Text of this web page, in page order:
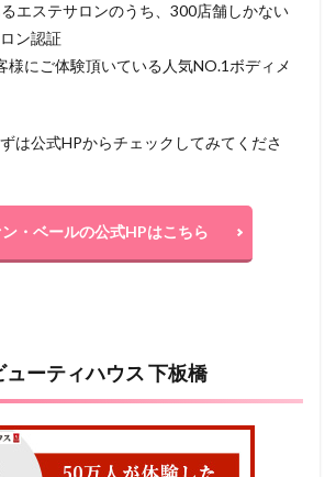
エステサロンのうち、300店舗しかない
ン認証
様にご体験頂いている人気NO.1ボディメ
は公式HPからチェックしてみてくださ
・ベールの公式HPはこちら
ーティハウス 下板橋